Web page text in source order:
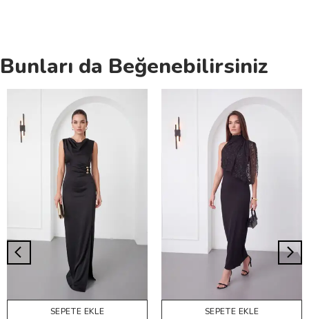
Bunları da Beğenebilirsiniz
SEPETE EKLE SEPETE EKLE